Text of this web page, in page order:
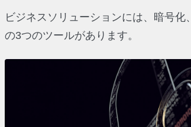
ビジネスソリューションには、暗号
の3つのツールがあります。